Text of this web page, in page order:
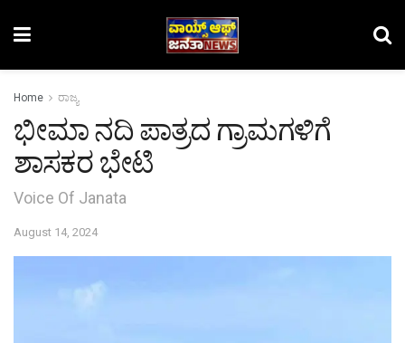
Home ರಾಜ್ಯ
ಭೀಮಾ ನದಿ ಪಾತ್ರದ ಗ್ರಾಮಗಳಿಗೆ
ಶಾಸಕರ ಭೇಟಿ
Voice Of Janata
August 14, 2024